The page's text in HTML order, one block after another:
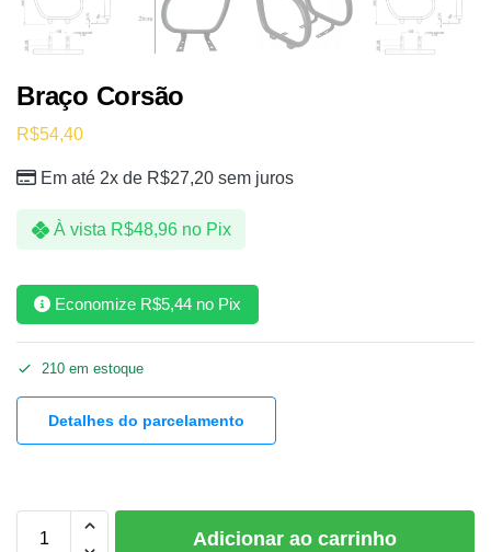
Braço Corsão
R$54,40
À vista R$48,96 no Pix
Em até 2x de R$27,20 sem juros
Economize R$5,44 no Pix
210 em estoque
Detalhes do parcelamento
Adicionar ao carrinho